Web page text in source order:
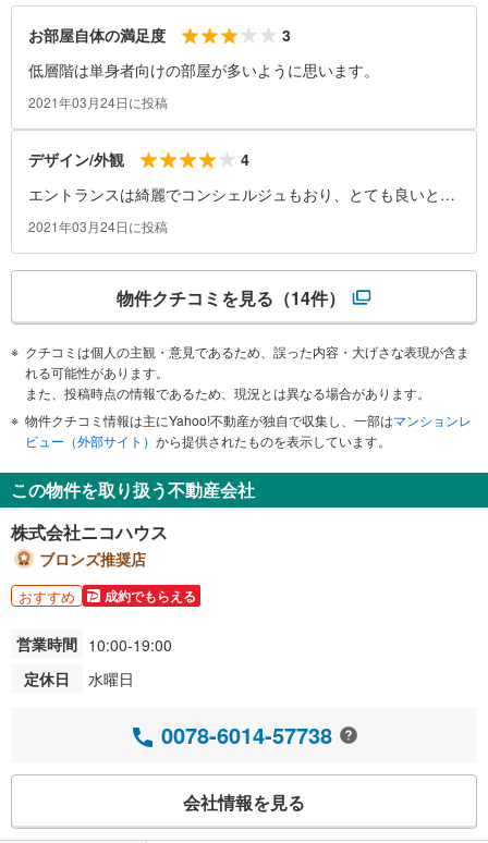
お部屋自体の満足度
3
低層階は単身者向けの部屋が多いように思います。
2021年03月24日に投稿
デザイン/外観
4
エントランスは綺麗でコンシェルジュもおり、とても良いと思
います。
2021年03月24日に投稿
物件クチコミを見る （14件）
クチコミは個人の主観・意見であるため、誤った内容・大げさな表現が含ま
れる可能性があります。
また、投稿時点の情報であるため、現況とは異なる場合があります。
物件クチコミ情報は主にYahoo!不動産が独自で収集し、一部はマンションレ
ビュー（外部サイト） から提供されたものを表示しています。
この物件を取り扱う不動産会社
株式会社ニコハウス
ブロンズ推奨店
おすすめ 成約でもらえる
営業時間 10:00-19:00
定休日
水曜日
0078-6014-57738
会社情報を見る